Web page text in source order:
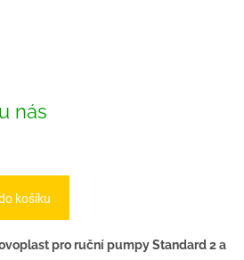
nás
košíku
pro ruční pumpy Standard 2 a